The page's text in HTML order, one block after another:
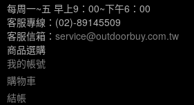
每周一~五 早上9：00~下午6：00
客服專線：(02)-89145509
客服信箱： service@outdoorbuy.com.tw
商品選購
我的帳號
購物車
結帳